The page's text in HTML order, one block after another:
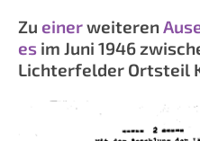
Zu einerweiteren
es im Juni 1946
Lichterfelder Ortsteil